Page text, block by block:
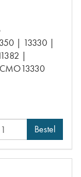
| 13330 |
|
Bestel